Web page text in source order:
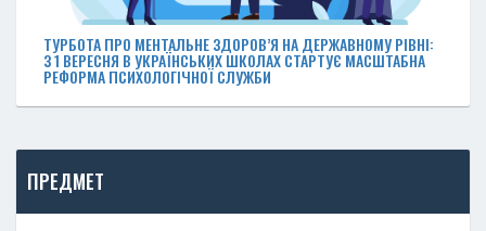
ТУРБОТА ПРО МЕНТАЛЬНЕ ЗДОРОВ’Я НА ДЕРЖАВНОМУ РІВНІ:
З 1 ВЕРЕСНЯ В УКРАЇНСЬКИХ ШКОЛАХ СТАРТУЄ МАСШТАБНА
РЕФОРМА ПСИХОЛОГІЧНОЇ СЛУЖБИ
ПРЕДМЕТ